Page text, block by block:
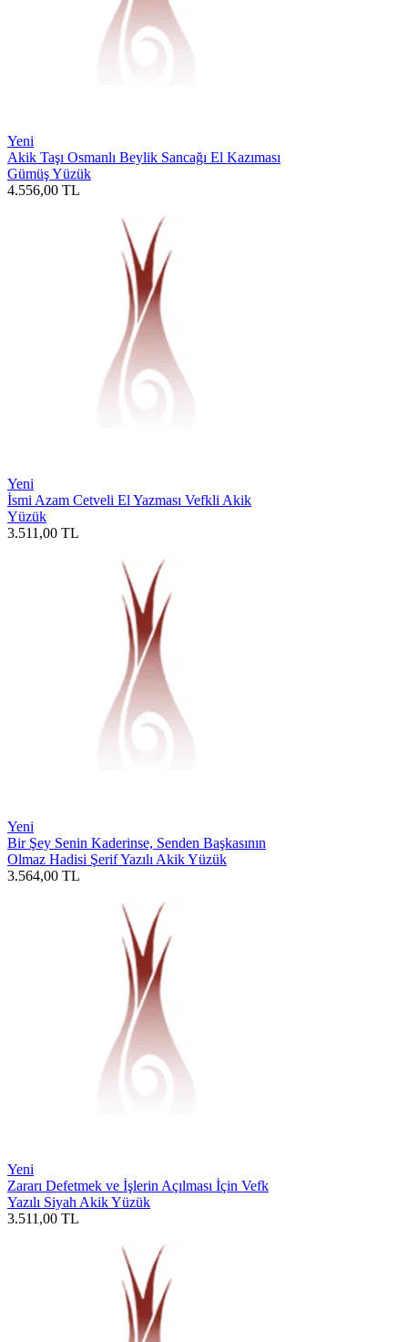
Yeni
Akik Taşı Osmanlı Beylik Sancağı El Kazıması
Gümüş Yüzük
4.556,00 TL
Yeni
İsmi Azam Cetveli El Yazması Vefkli Akik
Yüzük
3.511,00 TL
Yeni
Bir Şey Senin Kaderinse, Senden Başkasının
Olmaz Hadisi Şerif Yazılı Akik Yüzük
3.564,00 TL
Yeni
Zararı Defetmek ve İşlerin Açılması İçin Vefk
Yazılı Siyah Akik Yüzük
3.511,00 TL